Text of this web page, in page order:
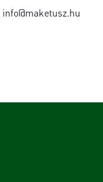
info@maketusz.hu